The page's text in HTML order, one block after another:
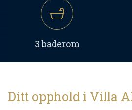
3 baderom
Ditt opphold i Villa